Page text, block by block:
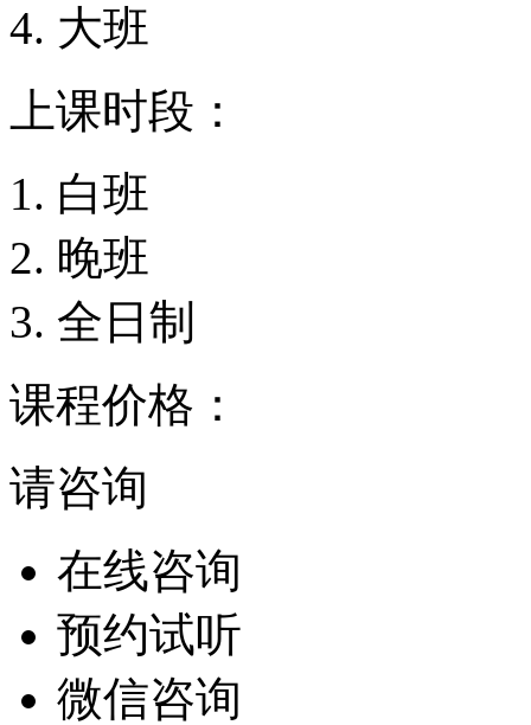
大班
上课时段：
白班
晚班
全日制
课程价格：
请咨询
在线咨询
预约试听
微信咨询